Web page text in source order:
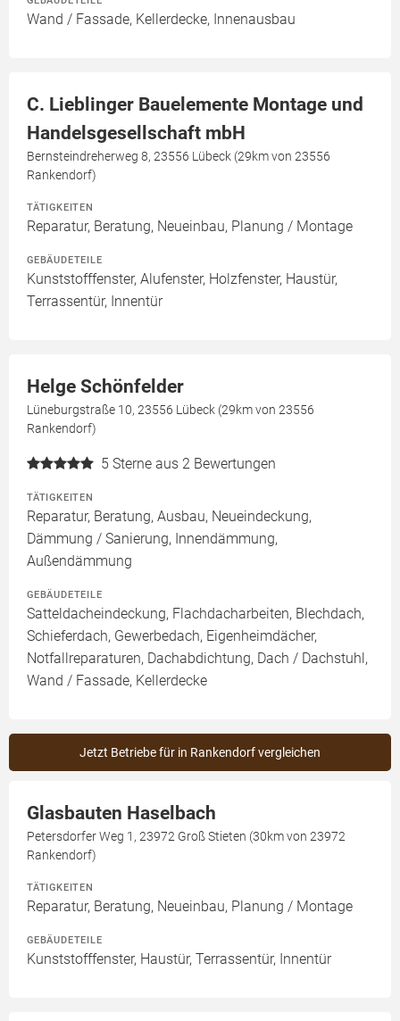
Wand / Fassade, Kellerdecke, Innenausbau
C. Lieblinger Bauelemente Montage und
Handelsgesellschaft mbH
Bernsteindreherweg 8, 23556 Lübeck (29km von 23556
Rankendorf)
TÄTIGKEITEN
Reparatur, Beratung, Neueinbau, Planung / Montage
GEBÄUDETEILE
Kunststofffenster, Alufenster, Holzfenster, Haustür,
Terrassentür, Innentür
Helge Schönfelder
Lüneburgstraße 10, 23556 Lübeck (29km von 23556
Rankendorf)
5 Sterne aus 2 Bewertungen
TÄTIGKEITEN
Reparatur, Beratung, Ausbau, Neueindeckung,
Dämmung / Sanierung, Innendämmung,
Außendämmung
GEBÄUDETEILE
Satteldacheindeckung, Flachdacharbeiten, Blechdach,
Schieferdach, Gewerbedach, Eigenheimdächer,
Notfallreparaturen, Dachabdichtung, Dach / Dachstuhl,
Wand / Fassade, Kellerdecke
Jetzt Betriebe für in Rankendorf vergleichen
Glasbauten Haselbach
Petersdorfer Weg 1, 23972 Groß Stieten (30km von 23972
Rankendorf)
TÄTIGKEITEN
Reparatur, Beratung, Neueinbau, Planung / Montage
GEBÄUDETEILE
Kunststofffenster, Haustür, Terrassentür, Innentür